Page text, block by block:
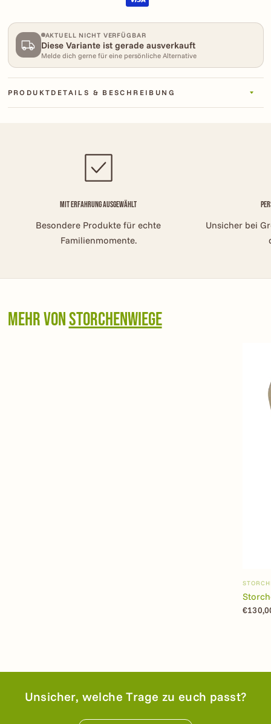
AKTUELL NICHT VERFÜGBAR
Diese Variante ist gerade ausverkauft
Melde dich gerne für eine persönliche Alternative
PRODUKTDETAILS & BESCHREIBUNG
Mit Erfahrung ausgewählt
Besondere Produkte für echte
Familienmomente.
Unsicher bei
Mehr vonStorchenwiege
Unsicher, welche Trage zu euch passt?